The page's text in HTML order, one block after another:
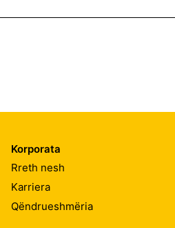
Korporata
Rreth nesh
Karriera
Qëndrueshmëria